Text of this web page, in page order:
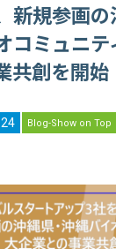
新規参画の
コミュニテ
共創を開始
Blog-Show on Top